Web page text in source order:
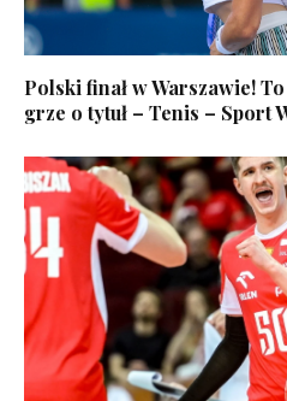
Polski finał w Warszawie!
grze o tytuł – Tenis – Sport